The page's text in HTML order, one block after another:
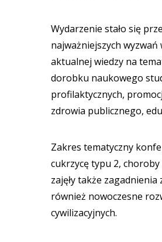
Wydarzenie stało się
najważniejszych
aktualnej wiedzy na
dorobku naukowego
profilaktycznych,
zdrowia publicznego,
Zakres tematyczny
cukrzycę typu 2,
zajęły także
również nowoczesne
cywilizacyjnych.